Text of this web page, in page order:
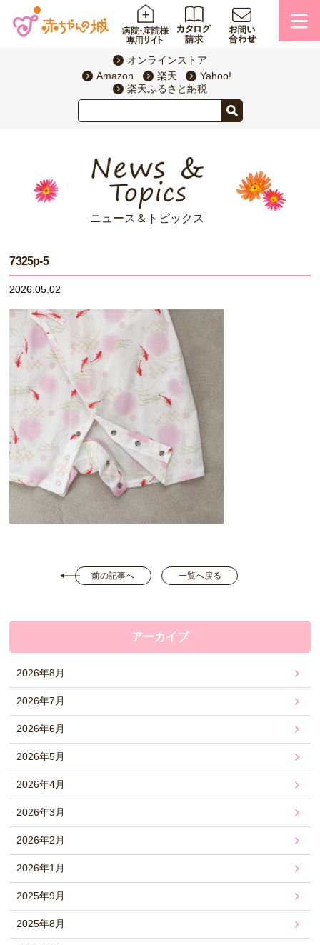
オンラインストア
Amazon
楽天
Yahoo!
楽天ふるさと納税
ニュース＆トピックス
7325p-5
2026.05.02
前の記事へ 一覧へ戻る
アーカイブ
2026年8月
2026年7月
2026年6月
2026年5月
2026年4月
2026年3月
2026年2月
2026年1月
2025年9月
2025年8月